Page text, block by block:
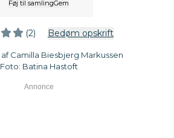
Føj til samlingGem
(2) Bedøm opskrift
af Camilla Biesbjerg Markussen
Foto: Batina Hastoft